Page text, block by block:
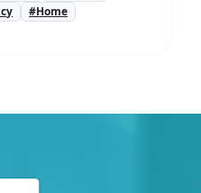
#Home